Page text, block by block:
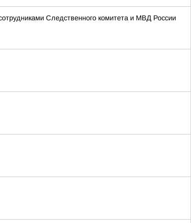
Следственного комитета и МВД России